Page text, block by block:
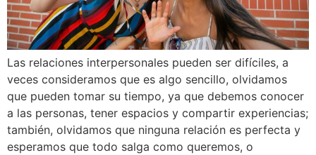
Las relaciones interpersonales pueden ser difíciles, a
veces consideramos que es algo sencillo, olvidamos
que pueden tomar su tiempo, ya que debemos conocer
a las personas, tener espacios y compartir experiencias;
también, olvidamos que ninguna relación es perfecta y
esperamos que todo salga como queremos, o